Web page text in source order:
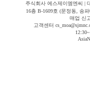
주식회사 에스제이엠엔씨 |
16층 B-1609호 (문정동, 송
매업 신
고객센터